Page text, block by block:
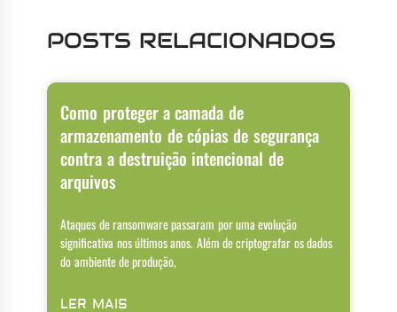
POSTS RELACIONADOS
Como proteger a camada de
armazenamento de cópias de segurança
contra a destruição intencional de
arquivos
Ataques de ransomware passaram por uma evolução
significativa nos últimos anos. Além de criptografar os dados
do ambiente de produção,
LER MAIS